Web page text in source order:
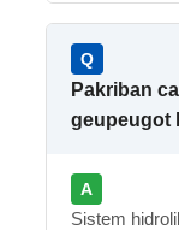
Pakriban
geupeugot
Sistem